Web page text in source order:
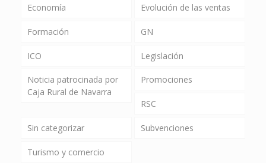
Economía Evolución de las ventas
Formación GN
ICO Legislación
Noticia patrocinada por
Caja Rural de Navarra
Promociones
RSC
Sin categorizar Subvenciones
Turismo y comercio